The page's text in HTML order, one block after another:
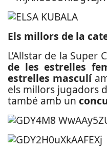
Els millors de la
L’Allstar de la Super
de les estrelles
estrelles masculí
els millors jugadors
també amb un